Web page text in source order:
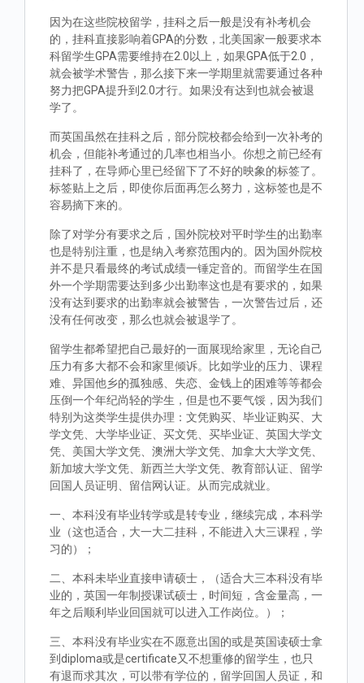
因为在这些院校留学，挂科之后一般是没有补考机会
的，挂科直接影响着GPA的分数，北美国家一般要求本
科留学生GPA需要维持在2.0以上，如果GPA低于2.0，
就会被学术警告，那么接下来一学期里就需要通过各种
努力把GPA提升到2.0才行。如果没有达到也就会被退
学了。
而英国虽然在挂科之后，部分院校都会给到一次补考的
机会，但能补考通过的几率也相当小。你想之前已经有
挂科了，在导师心里已经留下了不好的映象的标签了。
标签贴上之后，即使你后面再怎么努力，这标签也是不
容易摘下来的。
除了对学分有要求之后，国外院校对平时学生的出勤率
也是特别注重，也是纳入考察范围内的。因为国外院校
并不是只看最终的考试成绩一锤定音的。而留学生在国
外一个学期需要达到多少出勤率这也是有要求的，如果
没有达到要求的出勤率就会被警告，一次警告过后，还
没有任何改变，那么也就会被退学了。
留学生都希望把自己最好的一面展现给家里，无论自己
压力有多大都不会和家里倾诉。比如学业的压力、课程
难、异国他乡的孤独感、失恋、金钱上的困难等等都会
压倒一个年纪尚轻的学生，但是也不要气馁，因为我们
特别为这类学生提供办理：文凭购买、毕业证购买、大
学文凭、大学毕业证、买文凭、买毕业证、英国大学文
凭、美国大学文凭、澳洲大学文凭、加拿大大学文凭、
新加坡大学文凭、新西兰大学文凭、教育部认证、留学
回国人员证明、留信网认证。从而完成就业。
一、本科没有毕业转学或是转专业，继续完成，本科学
业（这也适合，大一大二挂科，不能进入大三课程，学
习的）；
二、本科未毕业直接申请硕士，（适合大三本科没有毕
业的，英国一年制授课试硕士，时间短，含金量高，一
年之后顺利毕业回国就可以进入工作岗位。）；
三、本科没有毕业实在不愿意出国的或是英国读硕士拿
到diploma或是certificate又不想重修的留学生，也只
有退而求其次，可以带有学位的，留学回国人员证，和